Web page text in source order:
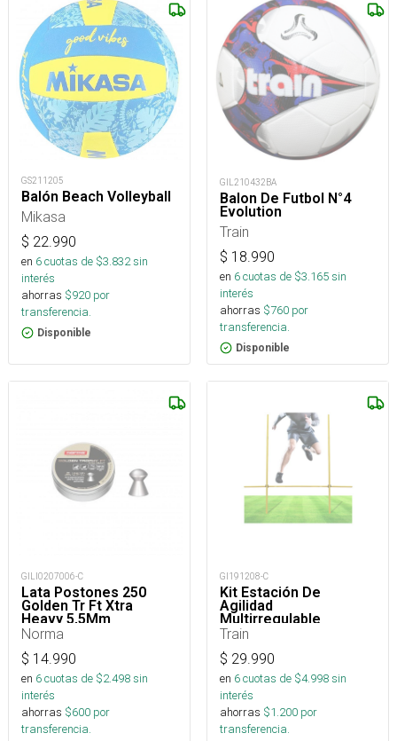
GS211205
Balón Beach Volleyball
Mikasa
$ 22.990
en 6cuotas de $3.832sin
interés
ahorras $920 por
transferencia.
Disponible
GIL210432BA
Balon De Futbol N°4
Evolution
Train
$ 18.990
en 6cuotas de $3.165sin
interés
ahorras $760 por
transferencia.
Disponible
GILI0207006-C
Lata Postones 250
Golden Tr Ft Xtra
Heavy 5,5Mm
Norma
$ 14.990
en 6cuotas de $2.498sin
interés
ahorras $600 por
transferencia.
GI191208-C
Kit Estación De
Agilidad
Multirregulable
Train
$ 29.990
en 6cuotas de $4.998sin
interés
ahorras $1.200 por
transferencia.